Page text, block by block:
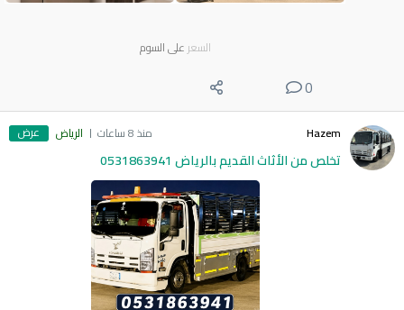
السعر على السوم
0
Hazem منذ 8 ساعات الرياض عرض
تخلص من الأثاث القديم بالرياض 0531863941